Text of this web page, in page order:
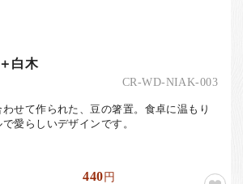
白木
CR-WD-NIAK-003
せて作られた、豆の箸置。食卓に温もり
愛らしいデザインです。
440円